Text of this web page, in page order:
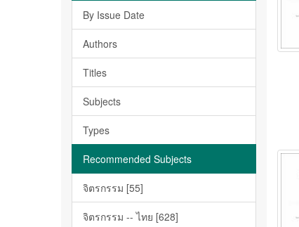
By Issue Date
Authors
Titles
Subjects
Types
Recommended Subjects
จิตรกรรม [55]
จิตรกรรม -- ไทย [628]